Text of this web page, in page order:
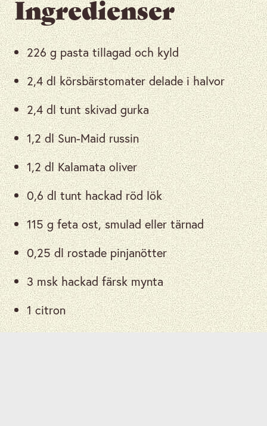
Ingredienser
226 g pasta tillagad och kyld
2,4 dl körsbärstomater delade i halvor
2,4 dl tunt skivad gurka
1,2 dl Sun-Maid russin
1,2 dl Kalamata oliver
0,6 dl tunt hackad röd lök
115 g feta ost, smulad eller tärnad
0,25 dl rostade pinjanötter
3 msk hackad färsk mynta
1 citron